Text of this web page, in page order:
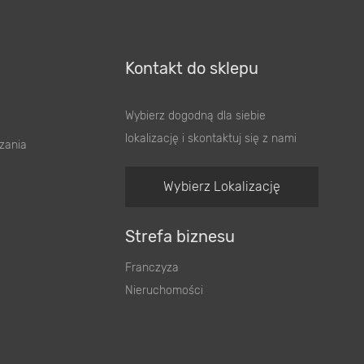
Kontakt do sklepu
Wybierz dogodną dla siebie
lokalizację i skontaktuj się z nami
Wybierz Lokalizację
Strefa biznesu
Franczyza
Nieruchomości